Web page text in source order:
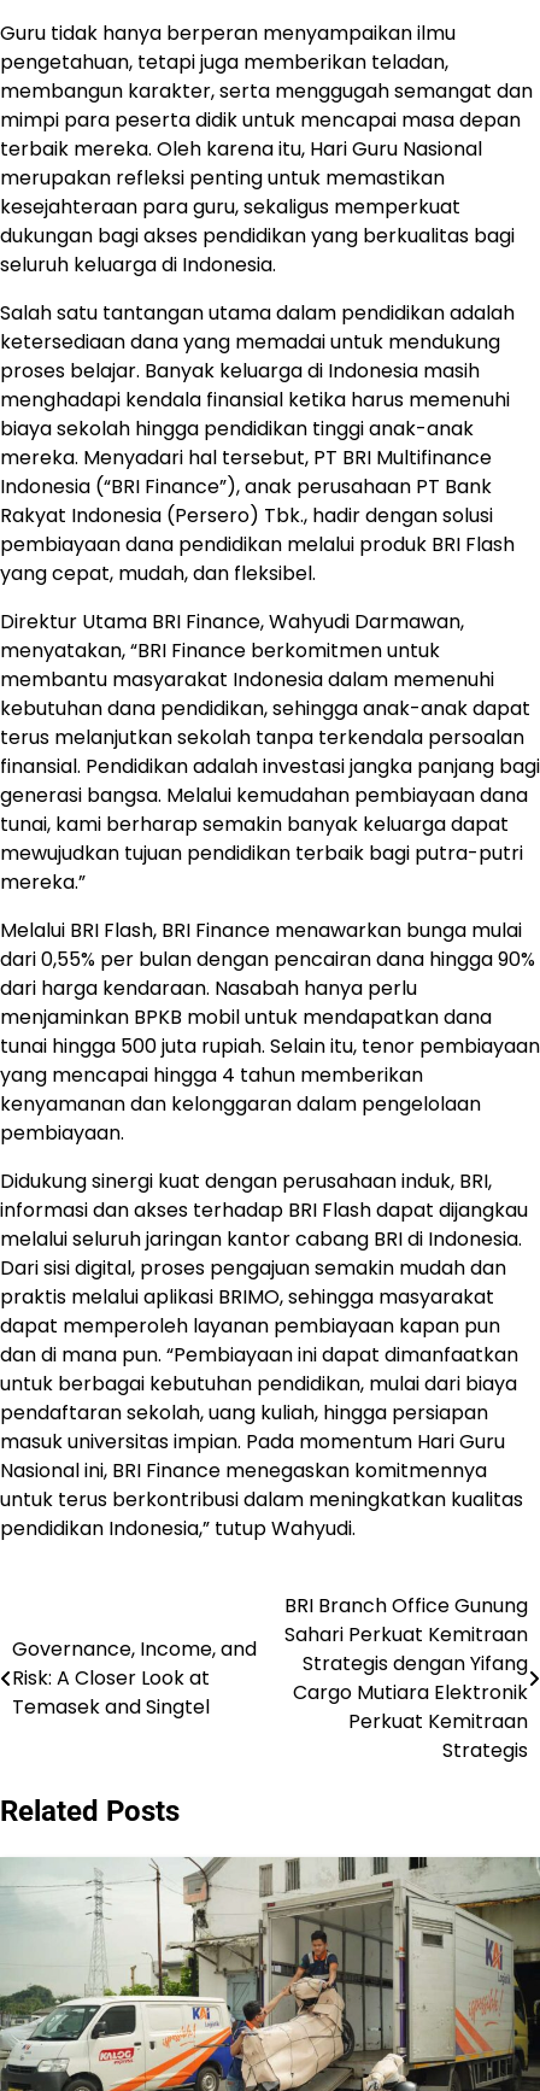
Guru tidak hanya berperan menyampaikan ilmu
pengetahuan, tetapi juga memberikan teladan,
membangun karakter, serta menggugah semangat dan
mimpi para peserta didik untuk mencapai masa depan
terbaik mereka. Oleh karena itu, Hari Guru Nasional
merupakan refleksi penting untuk memastikan
kesejahteraan para guru, sekaligus memperkuat
dukungan bagi akses pendidikan yang berkualitas bagi
seluruh keluarga di Indonesia.
Salah satu tantangan utama dalam pendidikan adalah
ketersediaan dana yang memadai untuk mendukung
proses belajar. Banyak keluarga di Indonesia masih
menghadapi kendala finansial ketika harus memenuhi
biaya sekolah hingga pendidikan tinggi anak-anak
mereka. Menyadari hal tersebut, PT BRI Multifinance
Indonesia (“BRI Finance”), anak perusahaan PT Bank
Rakyat Indonesia (Persero) Tbk., hadir dengan solusi
pembiayaan dana pendidikan melalui produk BRI Flash
yang cepat, mudah, dan fleksibel.
Direktur Utama BRI Finance, Wahyudi Darmawan,
menyatakan, “BRI Finance berkomitmen untuk
membantu masyarakat Indonesia dalam memenuhi
kebutuhan dana pendidikan, sehingga anak-anak dapat
terus melanjutkan sekolah tanpa terkendala persoalan
finansial. Pendidikan adalah investasi jangka panjang bagi
generasi bangsa. Melalui kemudahan pembiayaan dana
tunai, kami berharap semakin banyak keluarga dapat
mewujudkan tujuan pendidikan terbaik bagi putra-putri
mereka.”
Melalui BRI Flash, BRI Finance menawarkan bunga mulai
dari 0,55% per bulan dengan pencairan dana hingga 90%
dari harga kendaraan. Nasabah hanya perlu
menjaminkan BPKB mobil untuk mendapatkan dana
tunai hingga 500 juta rupiah. Selain itu, tenor pembiayaan
yang mencapai hingga 4 tahun memberikan
kenyamanan dan kelonggaran dalam pengelolaan
pembiayaan.
Didukung sinergi kuat dengan perusahaan induk, BRI,
informasi dan akses terhadap BRI Flash dapat dijangkau
melalui seluruh jaringan kantor cabang BRI di Indonesia.
Dari sisi digital, proses pengajuan semakin mudah dan
praktis melalui aplikasi BRIMO, sehingga masyarakat
dapat memperoleh layanan pembiayaan kapan pun
dan di mana pun. “Pembiayaan ini dapat dimanfaatkan
untuk berbagai kebutuhan pendidikan, mulai dari biaya
pendaftaran sekolah, uang kuliah, hingga persiapan
masuk universitas impian. Pada momentum Hari Guru
Nasional ini, BRI Finance menegaskan komitmennya
untuk terus berkontribusi dalam meningkatkan kualitas
pendidikan Indonesia,” tutup Wahyudi.
pos
Governance, Income, and
Risk: A Closer Look at
Temasek and Singtel
BRI Branch Office Gunung
Sahari Perkuat Kemitraan
Strategis dengan Yifang
Cargo Mutiara Elektronik
Perkuat Kemitraan
Strategis
Related Posts